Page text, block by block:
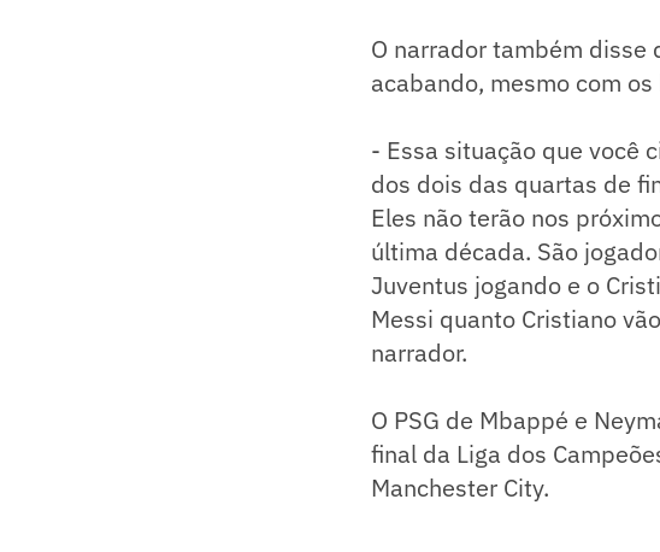
O narrador também disse
acabando, mesmo com
- Essa situação que você
dos dois das quartas de
Eles não terão nos
última década. São
Juventus jogando e o
Messi quanto Cristiano
narrador.
O PSG de Mbappé e
final da Liga dos
Manchester City.